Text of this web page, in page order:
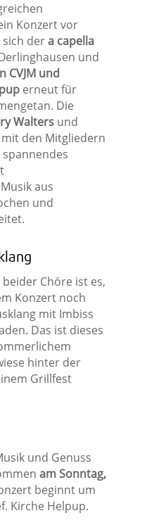
Konzert vor
sich dera capella
und
CVJM und
erneut für
Die
Waltersund
den Mitgliedern
aus
und
Chöre ist es,
Konzert noch
mit Imbiss
Das ist dieses
hinter der
Grillfest
und Genuss
am Sonntag,
beginnt um
Kirche Helpup.